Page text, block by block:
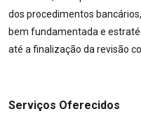
dos procedimentos
bem fundamentada e
até a finalização da revisão
Serviços Oferecidos